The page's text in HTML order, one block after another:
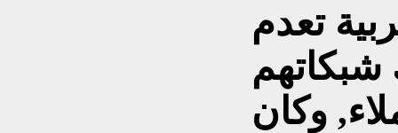
تعدم
وكان